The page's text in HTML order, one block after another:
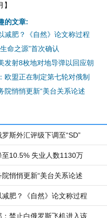
的文章:
减肥？《自然》论文称过程
命之源”首次确认
发射8枚地对地导弹以回应朝
欧盟正在制定第七轮对俄制
院悄悄更新“美台关系论述
斯外汇评级下调至“SD”
至10.5% 失业人数1130万
悄悄更新“美台关系论述
肥？《自然》论文称过程
：禁止白俄罗斯飞机进入该